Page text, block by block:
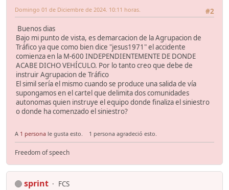
#2
Domingo 01 de Diciembre de 2024. 10:11 horas.
Buenos dias
Bajo mi punto de vista, es demarcacion de la Agrupacion de
Tráfico ya que como bien dice "jesus1971" el accidente
comienza en la M-600 INDEPENDIENTEMENTE DE DONDE
ACABE DICHO VEHÍCULO. Por lo tanto creo que debe de
instruir Agrupacion de Tráfico
El simil sería el mismo cuando se produce una salida de vía
supongamos en el cartel que delimita dos comunidades
autonomas quien instruye el equipo donde finaliza el siniestro
o donde ha comenzado el siniestro?
A 1 persona le gusta esto. 1 persona agradeció esto.
Freedom of speech
sprint
FCS